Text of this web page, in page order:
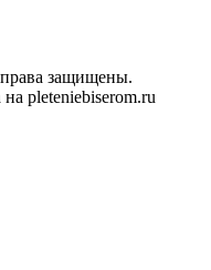
защищены.
pleteniebiserom.ru